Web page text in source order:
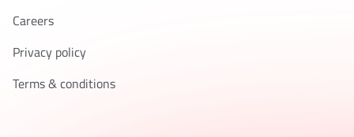
Careers
Privacy policy
Terms & conditions